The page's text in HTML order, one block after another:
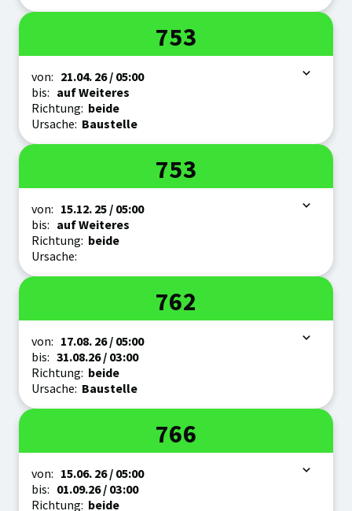
Linie
753
Zeitraum
von: 21.04. 26/ 05:00
bis: auf Weiteres
Richtung: beide
Ursache: Baustelle
Linie
753
Zeitraum
von: 15.12. 25/ 05:00
bis: auf Weiteres
Richtung: beide
Ursache:
Linie
762
Zeitraum
von: 17.08. 26/ 05:00
bis: 31.08.26/ 03:00
Richtung: beide
Ursache: Baustelle
Linie
766
Zeitraum
von: 15.06. 26/ 05:00
bis: 01.09.26/ 03:00
Richtung: beide